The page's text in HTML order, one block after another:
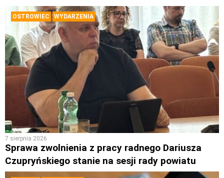
OSTROWIEC WYDARZENIA
7 sierpnia 2026
Sprawa zwolnienia z pracy radnego Dariusza
Czupryńskiego stanie na sesji rady powiatu